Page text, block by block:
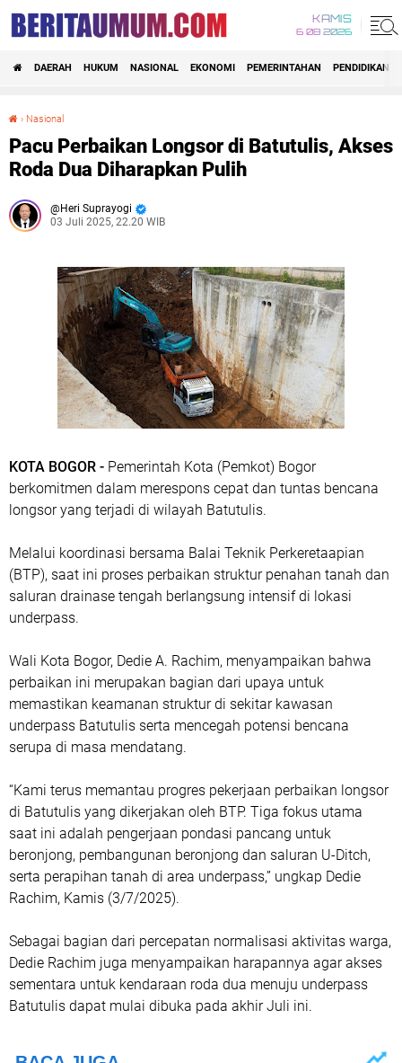
KAMIS
6 08 2026
DAERAH HUKUM NASIONAL EKONOMI PEMERINTAHAN PENDIDIKAN
› Nasional
Pacu Perbaikan Longsor di Batutulis, Akses
Roda Dua Diharapkan Pulih
Heri Suprayogi
03 Juli 2025, 22.20 WIB
KOTA BOGOR - Pemerintah Kota (Pemkot) Bogor
berkomitmen dalam merespons cepat dan tuntas bencana
longsor yang terjadi di wilayah Batutulis.
Melalui koordinasi bersama Balai Teknik Perkeretaapian
(BTP), saat ini proses perbaikan struktur penahan tanah dan
saluran drainase tengah berlangsung intensif di lokasi
underpass.
Wali Kota Bogor, Dedie A. Rachim, menyampaikan bahwa
perbaikan ini merupakan bagian dari upaya untuk
memastikan keamanan struktur di sekitar kawasan
underpass Batutulis serta mencegah potensi bencana
serupa di masa mendatang.
“Kami terus memantau progres pekerjaan perbaikan longsor
di Batutulis yang dikerjakan oleh BTP. Tiga fokus utama
saat ini adalah pengerjaan pondasi pancang untuk
beronjong, pembangunan beronjong dan saluran U-Ditch,
serta perapihan tanah di area underpass,” ungkap Dedie
Rachim, Kamis (3/7/2025).
Sebagai bagian dari percepatan normalisasi aktivitas warga,
Dedie Rachim juga menyampaikan harapannya agar akses
sementara untuk kendaraan roda dua menuju underpass
Batutulis dapat mulai dibuka pada akhir Juli ini.